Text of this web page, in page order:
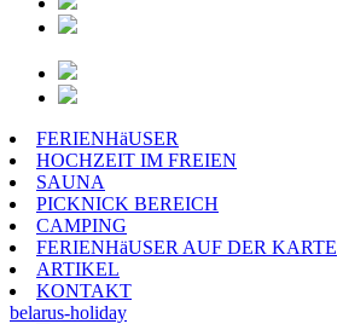
FERIENHäUSER
HOCHZEIT IM FREIEN
SAUNA
PICKNICK BEREICH
CAMPING
FERIENHäUSER AUF DER KARTE
ARTIKEL
KONTAKT
belarus-holiday